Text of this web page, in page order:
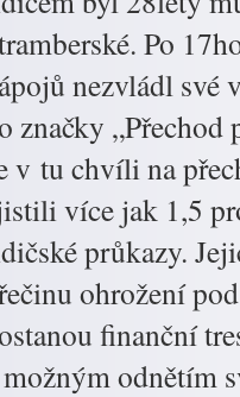
Po
nezvládl své
značky
v tu chvíli na
více jak 1,5
průkazy.
ohrožení
finanční
odnětím